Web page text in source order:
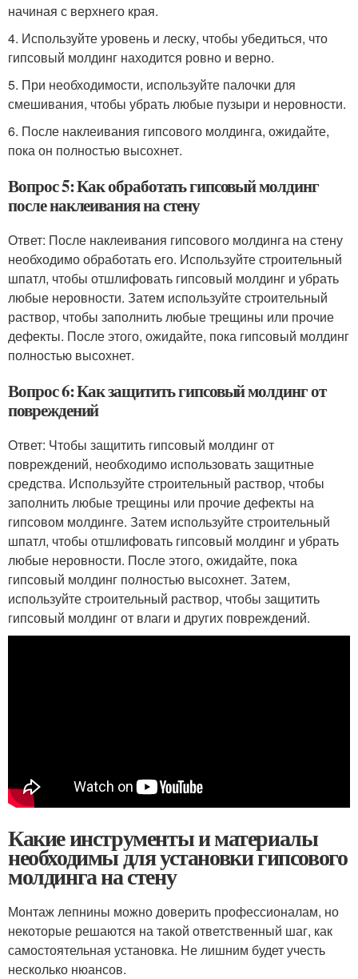
начиная с верхнего края.
4. Используйте уровень и леску, чтобы убедиться, что
гипсовый молдинг находится ровно и верно.
5. При необходимости, используйте палочки для
смешивания, чтобы убрать любые пузыри и неровности.
6. После наклеивания гипсового молдинга, ожидайте,
пока он полностью высохнет.
Вопрос 5: Как обработать гипсовый молдинг
после наклеивания на стену
Ответ: После наклеивания гипсового молдинга на стену
необходимо обработать его. Используйте строительный
шпатл, чтобы отшлифовать гипсовый молдинг и убрать
любые неровности. Затем используйте строительный
раствор, чтобы заполнить любые трещины или прочие
дефекты. После этого, ожидайте, пока гипсовый молдинг
полностью высохнет.
Вопрос 6: Как защитить гипсовый молдинг от
повреждений
Ответ: Чтобы защитить гипсовый молдинг от
повреждений, необходимо использовать защитные
средства. Используйте строительный раствор, чтобы
заполнить любые трещины или прочие дефекты на
гипсовом молдинге. Затем используйте строительный
шпатл, чтобы отшлифовать гипсовый молдинг и убрать
любые неровности. После этого, ожидайте, пока
гипсовый молдинг полностью высохнет. Затем,
используйте строительный раствор, чтобы защитить
гипсовый молдинг от влаги и других повреждений.
Какие инструменты и материалы
необходимы для установки гипсового
молдинга на стену
Монтаж лепнины можно доверить профессионалам, но
некоторые решаются на такой ответственный шаг, как
самостоятельная установка. Не лишним будет учесть
несколько нюансов.